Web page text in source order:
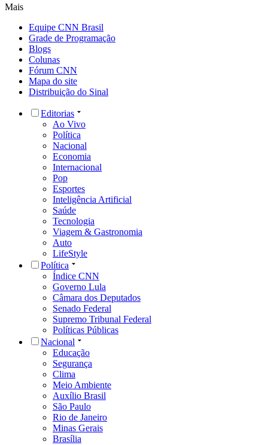
Mais
Equipe CNN Brasil
Grade de Programação
Blogs
Colunas
Fórum CNN
Mapa do site
Distribuição do Sinal
Editorias
Ao Vivo
Política
Nacional
Economia
Internacional
Pop
Esportes
Inteligência Artificial
Saúde
Tecnologia
Viagem & Gastronomia
Auto
LifeStyle
Política
Índice CNN
Governo Lula
Câmara dos Deputados
Senado Federal
Supremo Tribunal Federal
Políticas Públicas
Nacional
Educação
Segurança
Clima
Meio Ambiente
Auxílio Brasil
São Paulo
Rio de Janeiro
Minas Gerais
Brasília